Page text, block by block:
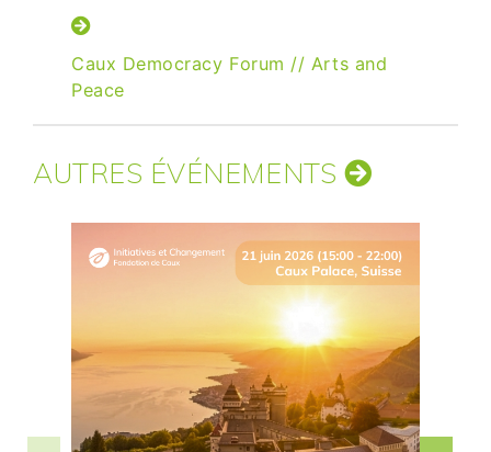
Caux Democracy Forum // Arts and
Peace
AUTRES ÉVÉNEMENTS